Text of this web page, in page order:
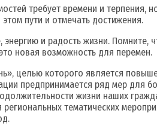
требует времени и терпения,
пути и отмечать достижения.
и радость жизни. Помните,
новая возможность для перемен.
целью которого является
предпринимается ряд мер для
жизни наших
тематических